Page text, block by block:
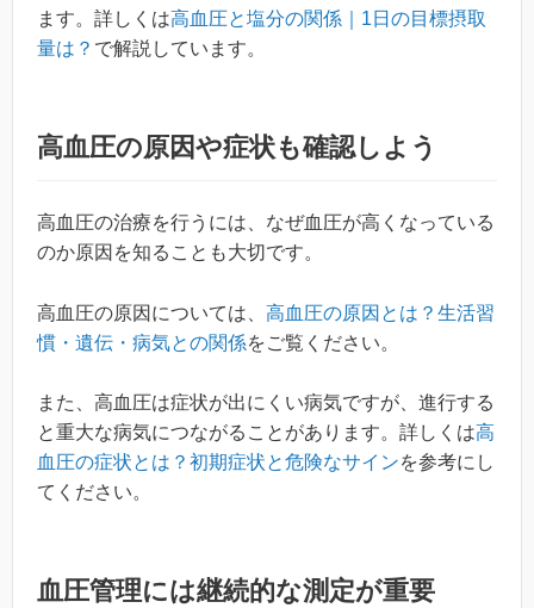
ます。詳しくは高血圧と塩分の関係｜1日の目標摂取
量は？ で解説しています。
高血圧の原因や症状も確認しよう
高血圧の治療を行うには、なぜ血圧が高くなっている
のか原因を知ることも大切です。
高血圧の原因については、 高血圧の原因とは？生活習
慣・遺伝・病気との関係をご覧ください。
また、高血圧は症状が出にくい病気ですが、進行する
と重大な病気につながることがあります。詳しくは高
血圧の症状とは？初期症状と危険なサインを参考にし
てください。
血圧管理には継続的な測定が重要